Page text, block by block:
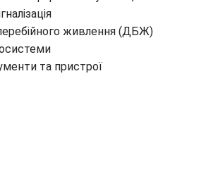
живлення (ДБЖ)
та пристрої